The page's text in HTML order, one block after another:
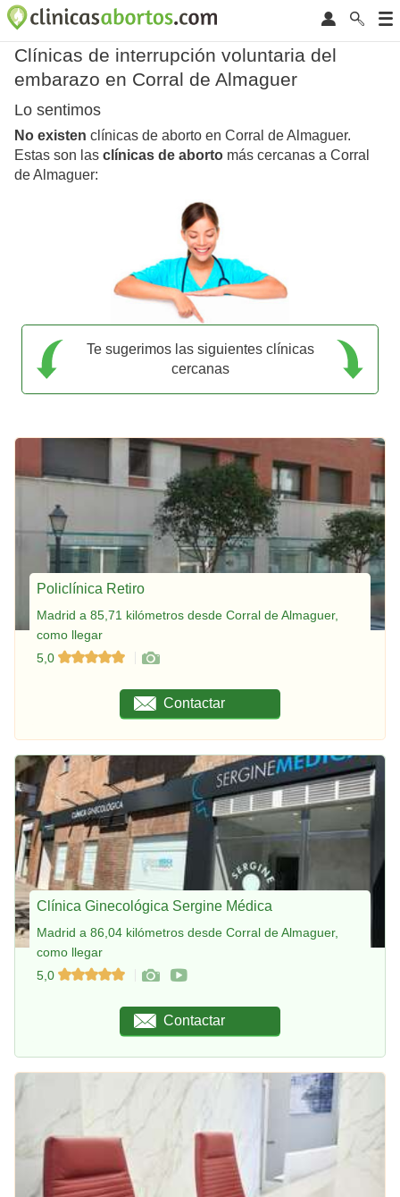
Clínicas de interrupción voluntaria del
embarazo en Corral de Almaguer
Lo sentimos
No existen clínicas de aborto en Corral de Almaguer.
Estas son las clínicas de aborto más cercanas a Corral
de Almaguer:
Te sugerimos las siguientes clínicas
cercanas
Policlínica Retiro
Madrid a 85,71 kilómetros desde Corral de Almaguer,
como llegar
5,0
Contactar
Clínica Ginecológica Sergine Médica
Madrid a 86,04 kilómetros desde Corral de Almaguer,
como llegar
5,0
Contactar